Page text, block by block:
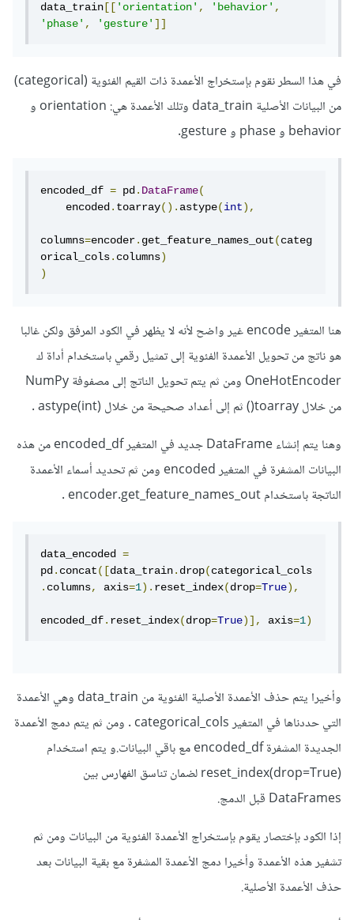
data_train [['orientation', 'behavior',
'phase', 'gesture']]
في هذا السطر نقوم بإستخراج الأعمدة ذات القيم الفئوية (categorical)
من البيانات الأصلية data_train وتلك الأعمدة هي: orientation و
behavior و phase و gesture.
encoded_df = pd.DataFrame(
    encoded
.toarray().astype(int),
columns=encoder.get_feature_names_out(categ
orical_cols.columns)
)
هنا المتغير encode غير واضح لأنه لا يظهر في الكود المرفق ولكن غالبا
هو ناتج من تحويل الأعمدة الفئوية إلى تمثيل رقمي باستخدام أداة ك
OneHotEncoder ومن ثم يتم تحويل الناتج إلى مصفوفة NumPy
من خلال toarray() ثم إلى أعداد صحيحة من خلال astype(int) .
وهنا يتم إنشاء DataFrame جديد في المتغير encoded_df من هذه
البيانات المشفرة في المتغير encoded ومن ثم تحديد أسماء الأعمدة
الناتجة باستخدام encoder.get_feature_names_out .
data_encoded =
pd.concat([data_train.drop(categorical_cols
.columns, axis=1).reset_index(drop=True),
encoded_df.reset_index(drop=True)], axis=1)
وأخيرا يتم حذف الأعمدة الأصلية الفئوية من data_train وهي الأعمدة
التي حددناها في المتغير categorical_cols . ومن ثم يتم دمج الأعمدة
الجديدة المشفرة encoded_df مع باقي البيانات.و يتم استخدام
reset_index(drop=True) لضمان تناسق الفهارس بين
DataFrames قبل الدمج.
إذا الكود بإختصار يقوم بإستخراج الأعمدة الفئوية من البيانات ومن ثم
تشفير هذه الأعمدة وأخيرا دمج الأعمدة المشفرة مع بقية البيانات بعد
حذف الأعمدة الأصلية.